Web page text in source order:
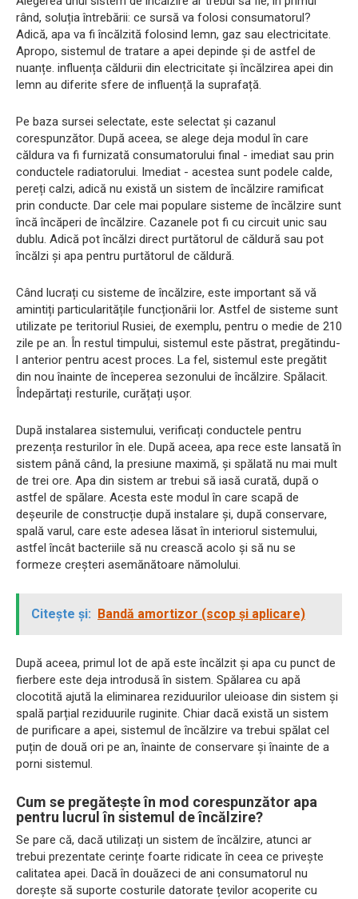
rând, soluția întrebării: ce sursă va folosi consumatorul?
Adică, apa va fi încălzită folosind lemn, gaz sau electricitate.
Apropo, sistemul de tratare a apei depinde și de astfel de
nuanțe. influența căldurii din electricitate și încălzirea apei din
lemn au diferite sfere de influență la suprafață.
Pe baza sursei selectate, este selectat și cazanul
corespunzător. După aceea, se alege deja modul în care
căldura va fi furnizată consumatorului final - imediat sau prin
conductele radiatorului. Imediat - acestea sunt podele calde,
pereți calzi, adică nu există un sistem de încălzire ramificat
prin conducte. Dar cele mai populare sisteme de încălzire sunt
încă încăperi de încălzire. Cazanele pot fi cu circuit unic sau
dublu. Adică pot încălzi direct purtătorul de căldură sau pot
încălzi și apa pentru purtătorul de căldură.
Când lucrați cu sisteme de încălzire, este important să vă
amintiți particularitățile funcționării lor. Astfel de sisteme sunt
utilizate pe teritoriul Rusiei, de exemplu, pentru o medie de 210
zile pe an. În restul timpului, sistemul este păstrat, pregătindu-
l anterior pentru acest proces. La fel, sistemul este pregătit
din nou înainte de începerea sezonului de încălzire. Spălacit.
Îndepărtați resturile, curățați ușor.
După instalarea sistemului, verificați conductele pentru
prezența resturilor în ele. După aceea, apa rece este lansată în
sistem până când, la presiune maximă, și spălată nu mai mult
de trei ore. Apa din sistem ar trebui să iasă curată, după o
astfel de spălare. Acesta este modul în care scapă de
deșeurile de construcție după instalare și, după conservare,
spală varul, care este adesea lăsat în interiorul sistemului,
astfel încât bacteriile să nu crească acolo și să nu se
formeze creșteri asemănătoare nămolului.
Citește și: Bandă amortizor (scop și aplicare)
După aceea, primul lot de apă este încălzit și apa cu punct de
fierbere este deja introdusă în sistem. Spălarea cu apă
clocotită ajută la eliminarea reziduurilor uleioase din sistem și
spală parțial reziduurile ruginite. Chiar dacă există un sistem
de purificare a apei, sistemul de încălzire va trebui spălat cel
puțin de două ori pe an, înainte de conservare și înainte de a
porni sistemul.
Cum se pregătește în mod corespunzător apa
pentru lucrul în sistemul de încălzire?
Se pare că, dacă utilizați un sistem de încălzire, atunci ar
trebui prezentate cerințe foarte ridicate în ceea ce privește
calitatea apei. Dacă în douăzeci de ani consumatorul nu
dorește să suporte costurile datorate țevilor acoperite cu